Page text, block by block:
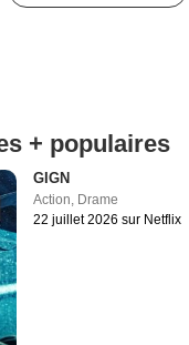
+ populaires
GIGN
Action, Drame
22 juillet 2026 sur Netflix